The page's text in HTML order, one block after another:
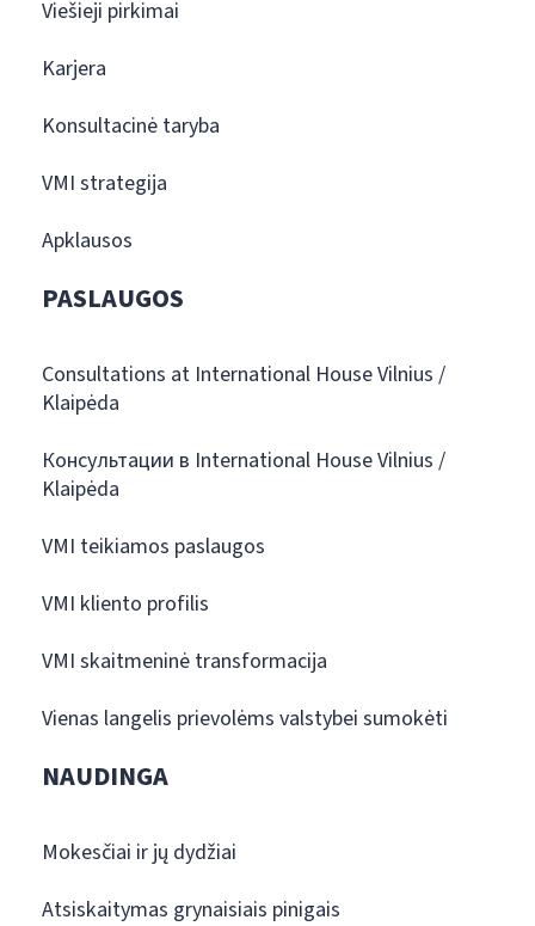
Viešieji pirkimai
Karjera
Konsultacinė taryba
VMI strategija
Apklausos
PASLAUGOS
Consultations at International House Vilnius /
Klaipėda
Консультации в International House Vilnius /
Klaipėda
VMI teikiamos paslaugos
VMI kliento profilis
VMI skaitmeninė transformacija
Vienas langelis prievolėms valstybei sumokėti
NAUDINGA
Mokesčiai ir jų dydžiai
Atsiskaitymas grynaisiais pinigais